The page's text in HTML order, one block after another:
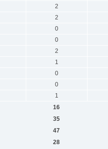
2
2
0
0
2
1
0
0
1
16
35
47
28